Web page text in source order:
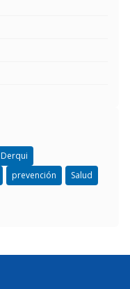
Derqui
prevención
Salud